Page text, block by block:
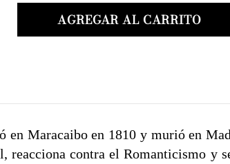
Maracaibo en 1810 y murió en
reacciona contra el Romanticismo y